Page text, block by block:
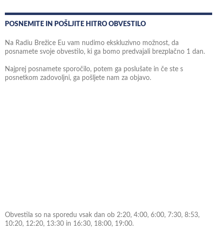
POSNEMITE IN POŠLJITE HITRO OBVESTILO
Na Radiu Brežice Eu vam nudimo ekskluzivno možnost, da
posnamete svoje obvestilo, ki ga bomo predvajali brezplačno 1 dan.
Najprej posnamete sporočilo, potem ga poslušate in če ste s
posnetkom zadovoljni, ga pošljete nam za objavo.
Obvestila so na sporedu vsak dan ob 2:20, 4:00, 6:00, 7:30, 8:53,
10:20, 12:20, 13:30 in 16:30, 18:00, 19:00.